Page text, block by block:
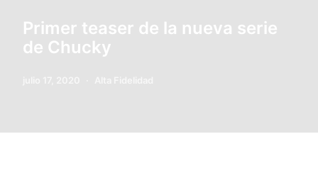
Primer teaser de la nueva serie
de Chucky